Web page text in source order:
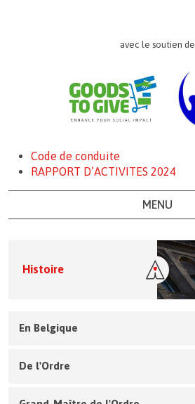
avec le soutien de
Code de conduite
RAPPORT D’ACTIVITES 2024
MENU
Histoire
En Belgique
De l'Ordre